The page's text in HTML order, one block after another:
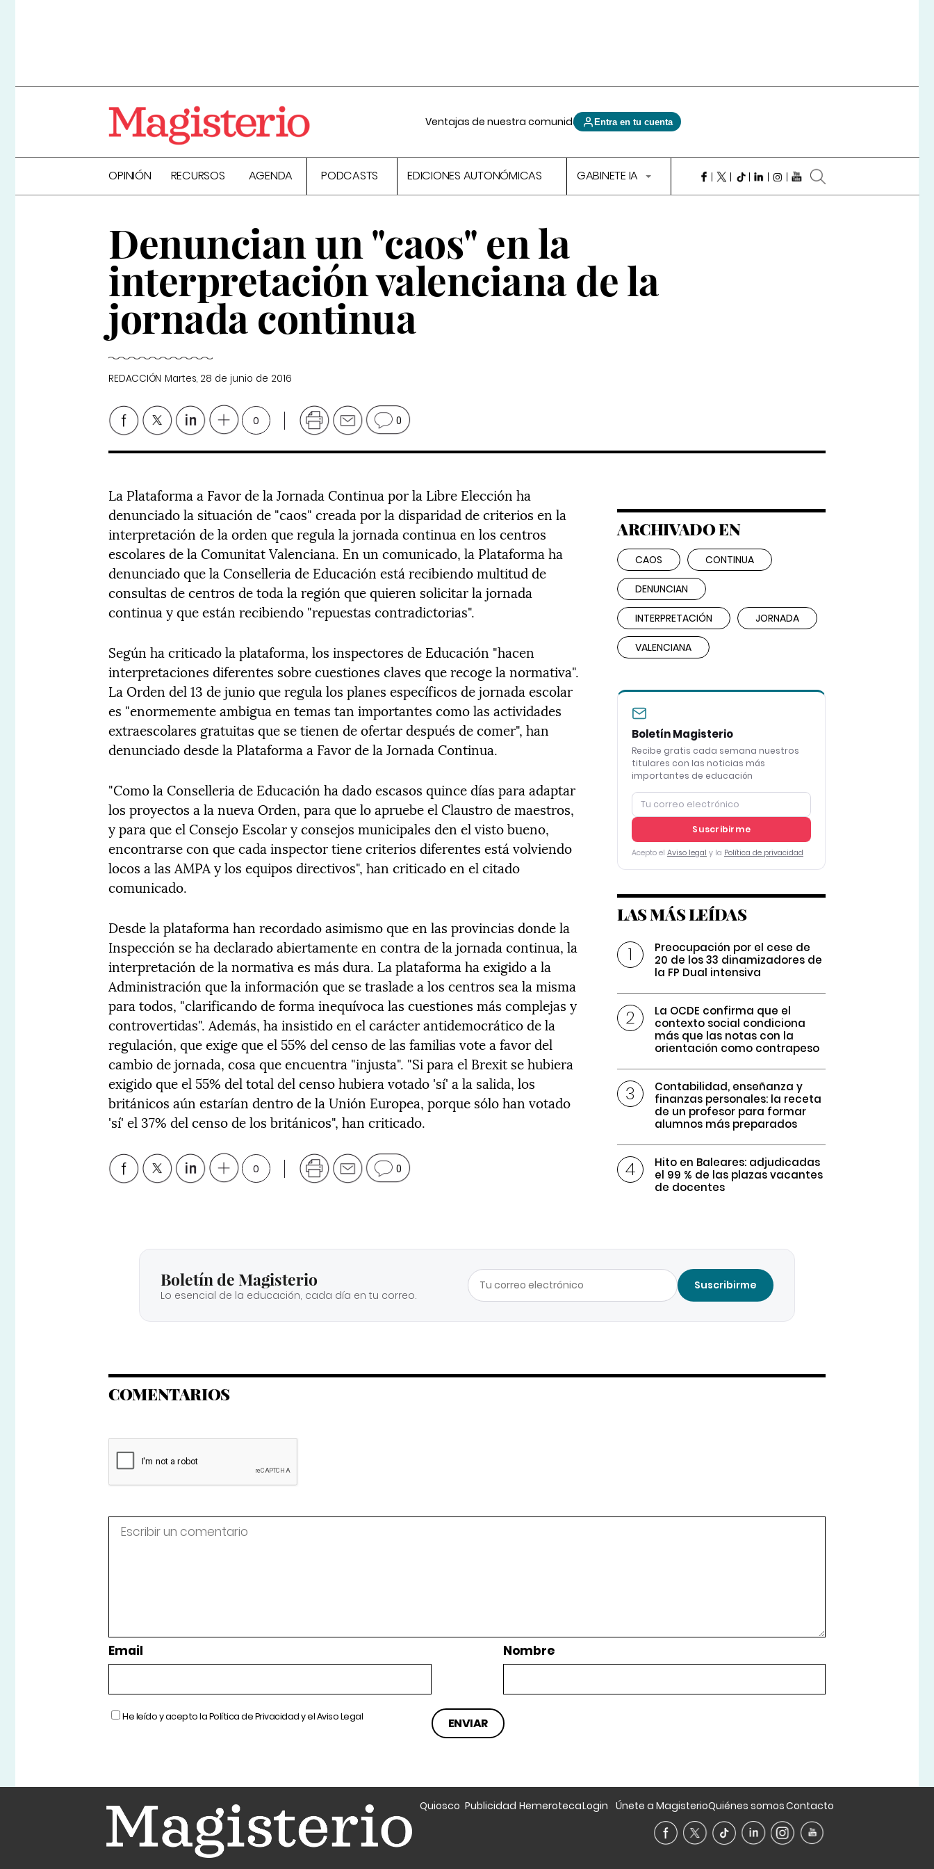
Ventajas de nuestra comunidad Entra en tu cuenta
OPINIÓN RECURSOS AGENDA PODCASTS EDICIONES AUTONÓMICAS GABINETE IA
Denuncian un "caos" en la
interpretación valenciana de la
jornada continua
REDACCIÓN Martes, 28 de junio de 2016
0 0
La Plataforma a Favor de la Jornada Continua por la Libre Elección ha
denunciado la situación de "caos" creada por la disparidad de criterios en la
interpretación de la orden que regula la jornada continua en los centros
escolares de la Comunitat Valenciana. En un comunicado, la Plataforma ha
denunciado que la Conselleria de Educación está recibiendo multitud de
consultas de centros de toda la región que quieren solicitar la jornada
continua y que están recibiendo "repuestas contradictorias".
Según ha criticado la plataforma, los inspectores de Educación "hacen
interpretaciones diferentes sobre cuestiones claves que recoge la normativa".
La Orden del 13 de junio que regula los planes específicos de jornada escolar
es "enormemente ambigua en temas tan importantes como las actividades
extraescolares gratuitas que se tienen de ofertar después de comer", han
denunciado desde la Plataforma a Favor de la Jornada Continua.
"Como la Conselleria de Educación ha dado escasos quince días para adaptar
los proyectos a la nueva Orden, para que lo apruebe el Claustro de maestros,
y para que el Consejo Escolar y consejos municipales den el visto bueno,
encontrarse con que cada inspector tiene criterios diferentes está volviendo
locos a las AMPA y los equipos directivos", han criticado en el citado
comunicado.
Desde la plataforma han recordado asimismo que en las provincias donde la
Inspección se ha declarado abiertamente en contra de la jornada continua, la
interpretación de la normativa es más dura. La plataforma ha exigido a la
Administración que la información que se traslade a los centros sea la misma
para todos, "clarificando de forma inequívoca las cuestiones más complejas y
controvertidas". Además, ha insistido en el carácter antidemocrático de la
regulación, que exige que el 55% del censo de las familias vote a favor del
cambio de jornada, cosa que encuentra "injusta". "Si para el Brexit se hubiera
exigido que el 55% del total del censo hubiera votado 'sí' a la salida, los
británicos aún estarían dentro de la Unión Europea, porque sólo han votado
'sí' el 37% del censo de los británicos", han criticado.
0 0
ARCHIVADO EN
CAOS CONTINUA
DENUNCIAN
INTERPRETACIÓN JORNADA
VALENCIANA
Boletín Magisterio
Recibe gratis cada semana nuestros
titulares con las noticias más
importantes de educación
Suscribirme
Acepto el Aviso legal y la Política de privacidad
LAS MÁS LEÍDAS
Preocupación por el cese de
20 de los 33 dinamizadores de
la FP Dual intensiva
La OCDE confirma que el
contexto social condiciona
más que las notas con la
orientación como contrapeso
Contabilidad, enseñanza y
finanzas personales: la receta
de un profesor para formar
alumnos más preparados
Hito en Baleares: adjudicadas
el 99 % de las plazas vacantes
de docentes
Boletín de Magisterio
Lo esencial de la educación, cada día en tu correo.
Suscribirme
COMENTARIOS
Email Nombre
He leído y acepto laPolítica de Privacidady elAviso Legal
Quiosco Publicidad HemerotecaLogin Únete a MagisterioQuiénes somosContacto